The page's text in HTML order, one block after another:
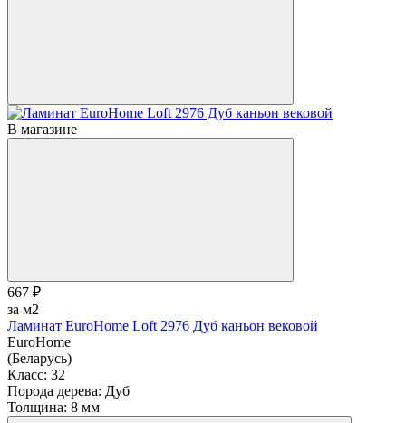
В магазине
667 ₽
за м2
Ламинат EuroHome Loft 2976 Дуб каньон вековой
EuroHome
(Беларусь)
Класс: 32
Порода дерева: Дуб
Толщина: 8 мм